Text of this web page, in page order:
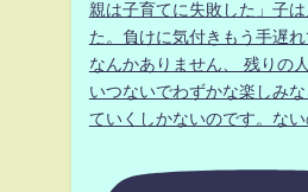
親は子育てに失敗した」子
た。負けに気付きもう手遅
なんかありません、 残りの
いつないでわずかな楽しみ
ていくしかないのです。ない